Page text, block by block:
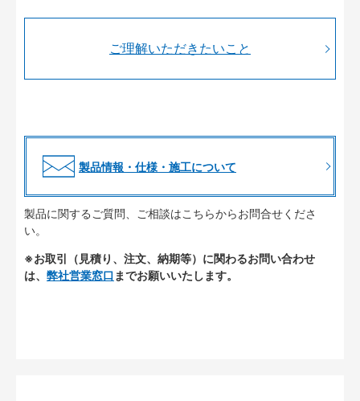
ご理解いただきたいこと
製品情報・仕様・施工について
製品に関するご質問、ご相談はこちらからお問合せくださ
い。
※お取引（見積り、注文、納期等）に関わるお問い合わせ
は、 弊社営業窓口 までお願いいたします。